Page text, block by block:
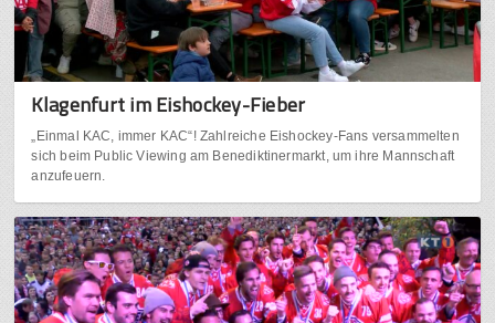
Klagenfurt im Eishockey-Fieber
„Einmal KAC, immer KAC“! Zahlreiche Eishockey-Fans versammelten
sich beim Public Viewing am Benediktinermarkt, um ihre Mannschaft
anzufeuern.